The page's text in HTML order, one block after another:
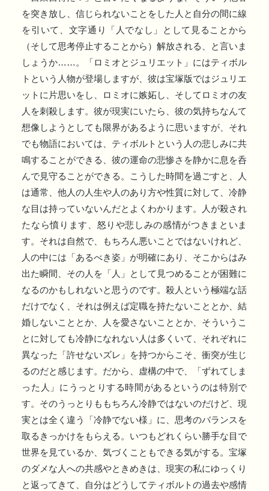
を突き放し、信じられないことをした人と自分の間に線
を引いて、文字通り「人でなし」として見ることから
（そして思考停止することから）解放される、と言いま
しょうか……。「ロミオとジュリエット」にはティボル
トという人物が登場しますが、彼は宝塚版ではジュリエ
ットに片思いをし、ロミオに嫉妬し、そしてロミオの友
人を刺殺します。彼が現実にいたら、彼の気持ちなんて
想像しようとしても限界があるように思いますが、それ
でも物語においては、ティボルトという人の悲しみに共
鳴することができる、彼の運命の悲惨さを静かに息を呑
んで見守ることができる。こうした時間を過ごすと、人
は通常、他人の人生や人のあり方や性質に対して、冷静
な目は持っていないんだとよくわかります。人が殺され
たなら憤ります、怒りや悲しみの感情がつきまといま
す。それは自然で、もちろん悪いことではないけれど、
人の中には「あるべき姿」が明確にあり、そこからはみ
出た瞬間、その人を「人」として見つめることが困難に
なるのかもしれないと思うのです。殺人という極端な話
だけでなく、それは例えば定職を持たないこととか、結
婚しないこととか、人を愛さないこととか、そういうこ
とに対しても冷静になれない人は多くいて、それぞれに
異なった「許せないズレ」を持つからこそ、衝突が生じ
るのだと感じます。だから、虚構の中で、「ずれてしま
った人」にうっとりする時間があるというのは特別で
す。そのうっとりももちろん冷静ではないのだけど、現
実とは全く違う「冷静でない様」に、思考のバランスを
取るきっかけをもらえる。いつもどれくらい勝手な目で
世界を見ているか、気づくこともできる気がする。宝塚
のダメな人への共感やときめきは、現実の私にゆっくり
と返ってきて、自分はどうしてティボルトの過去や感情